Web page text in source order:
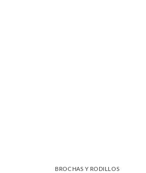
BROCHAS Y RODILLOS